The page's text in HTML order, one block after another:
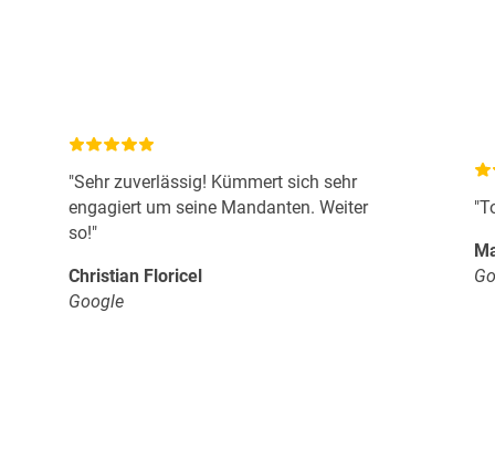
"Sehr zuverlässig! Kümmert sich sehr
engagiert um seine Mandanten. Weiter
so!"
Christian Floricel
Google